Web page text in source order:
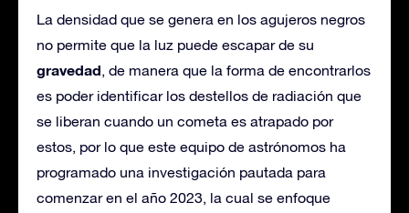
La densidad que se genera en los agujeros negros
no permite que la luz puede escapar de su
gravedad, de manera que la forma de encontrarlos
es poder identificar los destellos de radiación que
se liberan cuando un cometa es atrapado por
estos, por lo que este equipo de astrónomos ha
programado una investigación pautada para
comenzar en el año 2023, la cual se enfoque